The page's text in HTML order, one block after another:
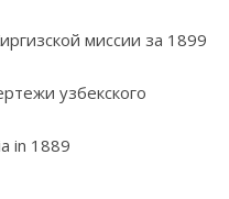
миссии за 1899
узбекского
in 1889